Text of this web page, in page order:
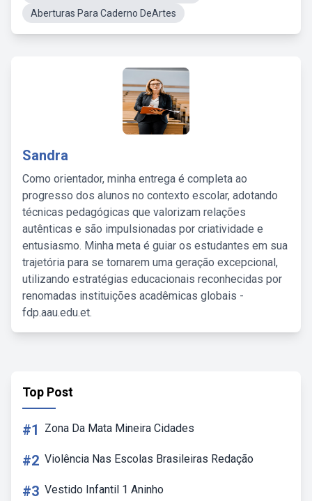
Aberturas Para Caderno DeArtes
Sandra
Como orientador, minha entrega é completa ao
progresso dos alunos no contexto escolar, adotando
técnicas pedagógicas que valorizam relações
autênticas e são impulsionadas por criatividade e
entusiasmo. Minha meta é guiar os estudantes em sua
trajetória para se tornarem uma geração excepcional,
utilizando estratégias educacionais reconhecidas por
renomadas instituições acadêmicas globais -
fdp.aau.edu.et.
Top Post
#1 Zona Da Mata Mineira Cidades
#2 Violência Nas Escolas Brasileiras Redação
#3 Vestido Infantil 1 Aninho